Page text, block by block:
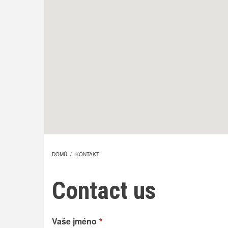
NAVIGACE
DOMŮ / KONTAKT
Contact us
Vaše jméno